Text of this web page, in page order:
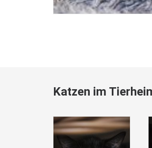
Katzen im